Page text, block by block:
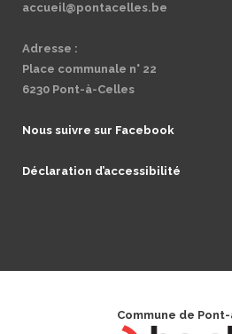
accueil@pontacelles.be
Adresse :
Place communale n° 22
6230 Pont-à-Celles
Nous suivre sur Facebook
Déclaration d’accessibilité
Commune de